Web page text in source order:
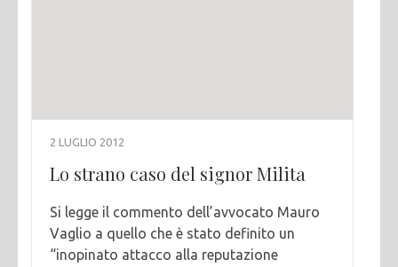
2 LUGLIO 2012
Lo strano caso del signor Milita
Si legge il commento dell’avvocato Mauro
Vaglio a quello che è stato definito un
“inopinato attacco alla reputazione